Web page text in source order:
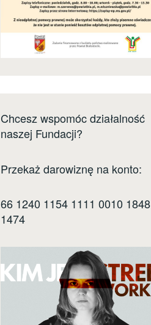
Chcesz wspomóc działalność
naszej Fundacji?
Przekaż darowiznę na konto:
66 1240 1154 1111 0010 1848
1474